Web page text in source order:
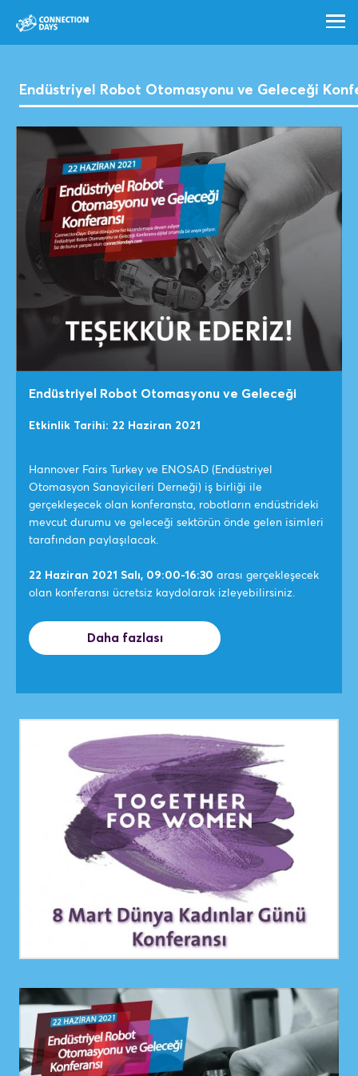
Endüstriyel Robot Otomasyonu ve Geleceği
Endüstriyel Robot Otomasyonu ve Geleceği
Etkinlik Tarihi: 22 Haziran 2021
Hannover Fairs Turkey ve ENOSAD (Endüstriyel
Otomasyon Sanayicileri Derneği) iş birliği ile
gerçekleşecek olan konferansta, robotların endüstrideki
mevcut durumu ve geleceği sektörün önde gelen isimleri
tarafından paylaşılacak.
22 Haziran 2021 Salı, 09:00-16:30 arası gerçekleşecek
olan konferansı ücretsiz kaydolarak izleyebilirsiniz.
Daha fazlası